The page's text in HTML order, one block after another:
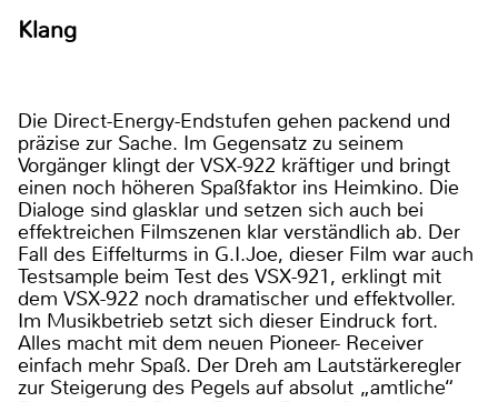
Klang
Die Direct-Energy-Endstufen gehen packend und
präzise zur Sache. Im Gegensatz zu seinem
Vorgänger klingt der VSX-922 kräftiger und bringt
einen noch höheren Spaßfaktor ins Heimkino. Die
Dialoge sind glasklar und setzen sich auch bei
effektreichen Filmszenen klar verständlich ab. Der
Fall des Eiffelturms in G.I.Joe, dieser Film war auch
Testsample beim Test des VSX-921, erklingt mit
dem VSX-922 noch dramatischer und effektvoller.
Im Musikbetrieb setzt sich dieser Eindruck fort.
Alles macht mit dem neuen Pioneer- Receiver
einfach mehr Spaß. Der Dreh am Lautstärkeregler
zur Steigerung des Pegels auf absolut „amtliche“